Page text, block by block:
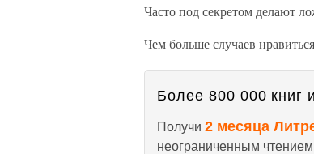
Часто под секретом делают
Чем больше случаев
Более 800 000 книг
Получи 2 месяца
неограниченным чтением